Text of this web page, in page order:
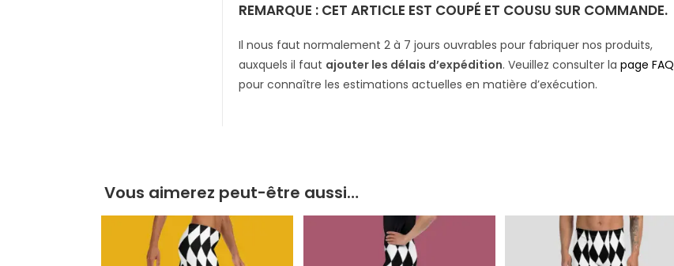
REMARQUE : CET ARTICLE EST COUPÉ ET COUSU SUR COMMANDE.
Il nous faut normalement 2 à 7 jours ouvrables pour fabriquer nos produits,
auxquels il faut ajouter les délais d’expédition. Veuillez consulter lapage FAQ
pour connaître les estimations actuelles en matière d’exécution.
Vous aimerez peut-être aussi…